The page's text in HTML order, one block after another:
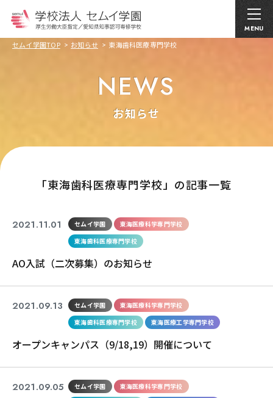
MENU
セムイ学園TOP お知らせ 東海歯科医療専門学校
NEWS
お知らせ
｢東海歯科医療専門学校」の記事一覧
2021.11.01 セムイ学園
東海医療科学専門学校
東海歯科医療専門学校
AO入試（二次募集）のお知らせ
2021.09.13 セムイ学園
東海医療科学専門学校
東海歯科医療専門学校
東海医療工学専門学校
オープンキャンパス（9/18,19）開催について
2021.09.05 セムイ学園
東海医療科学専門学校